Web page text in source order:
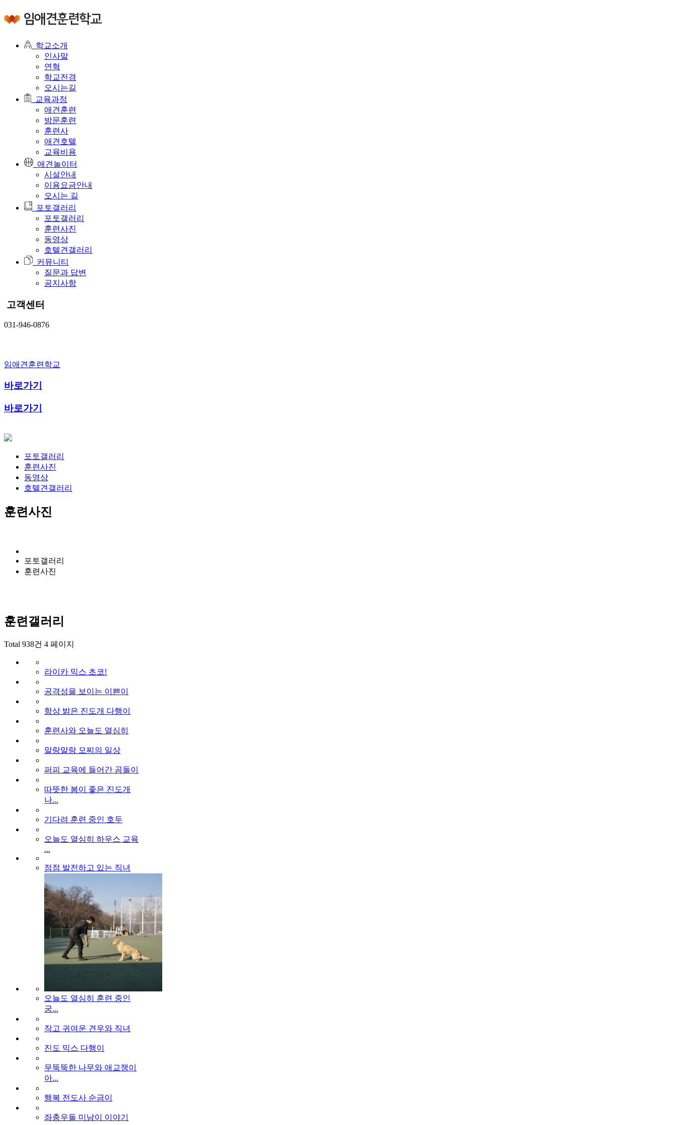
학교소개
인사말
연혁
학교전경
오시는길
교육과정
애견훈련
방문훈련
훈련사
애견호텔
교육비용
애견놀이터
시설안내
이용요금안내
오시는 길
포토갤러리
포토갤러리
훈련사진
동영상
호텔견갤러리
커뮤니티
질문과 답변
공지사항
고객센터
031-946-0876
임애견훈련학교
바로가기
바로가기
포토갤러리
훈련사진
동영상
호텔견갤러리
훈련사진
포토갤러리
훈련사진
훈련갤러리
Total 938건 4 페이지
라이카 믹스 초코!
공격성을 보이는 이쁜이
항상 밝은 진도개 다행이
훈련사와 오늘도 열심히
말랑말랑 모찌의 일상
퍼피 교육에 들어간 곰돌이
따뜻한 봄이 좋은 진도개
나...
기다려 훈련 중인 호두
오늘도 열심히 하우스 교육
...
점점 발전하고 있는 직녀
오늘도 열심히 훈련 중인
궁...
작고 귀여운 견우와 직녀
진도 믹스 다행이
무뚝뚝한 나무와 애교쟁이
아...
행복 전도사 순금이
좌충우돌 미남이 이야기